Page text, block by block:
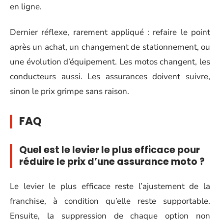
en ligne.
Dernier réflexe, rarement appliqué : refaire le point
après un achat, un changement de stationnement, ou
une évolution d’équipement. Les motos changent, les
conducteurs aussi. Les assurances doivent suivre,
sinon le prix grimpe sans raison.
FAQ
Quel est le levier le plus efficace pour
réduire le prix d’une assurance moto ?
Le levier le plus efficace reste l’ajustement de la
franchise, à condition qu’elle reste supportable.
Ensuite, la suppression de chaque option non